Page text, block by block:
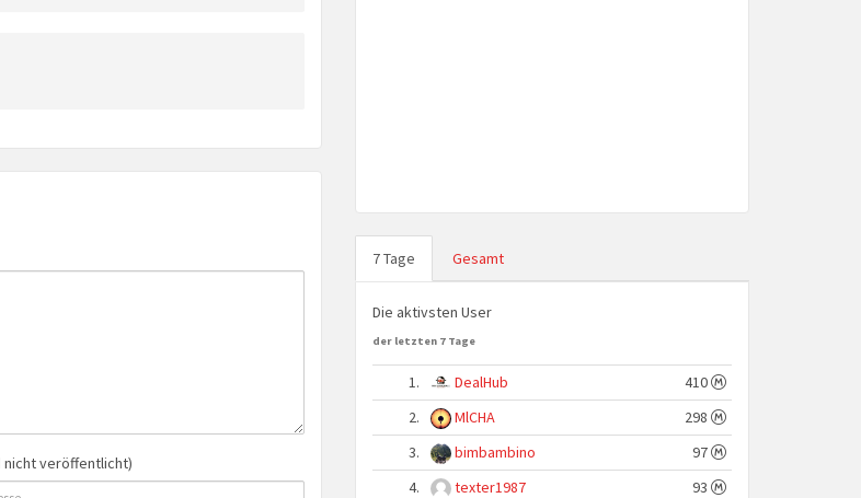
nicht veröffentlicht)
7 Tage Gesamt
Die aktivsten User
der letzten 7 Tage
1. DealHub
410
2.
MlCHA
298
3.
bimbambino
97
4.
texter1987
93